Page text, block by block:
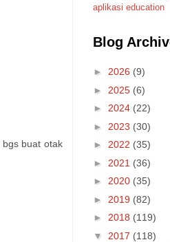
buat otak
aplikasi education
Blog
► 2026 (9)
► 2025 (6)
► 2024 (22)
► 2023 (30)
► 2022 (35)
► 2021 (36)
► 2020 (35)
► 2019 (82)
► 2018 (119)
▼ 2017 (118)